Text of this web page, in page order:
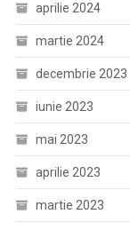
aprilie 2024
martie 2024
decembrie 2023
iunie 2023
mai 2023
aprilie 2023
martie 2023